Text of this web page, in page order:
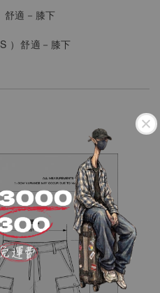
舒適 － 膝下
S ）舒適 － 膝下